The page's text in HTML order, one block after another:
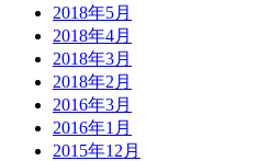
2018年5月
2018年4月
2018年3月
2018年2月
2016年3月
2016年1月
2015年12月